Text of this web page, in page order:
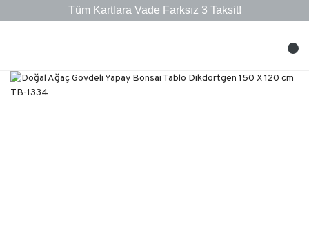
Tüm Kartlara Vade Farksız 3 Taksit!